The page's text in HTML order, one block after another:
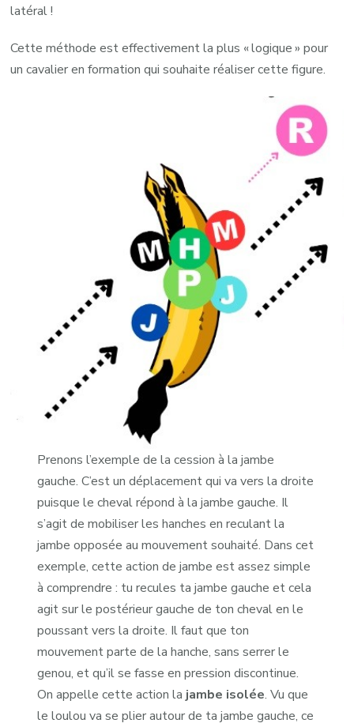
latéral !
Cette méthode est effectivement la plus « logique » pour
un cavalier en formation qui souhaite réaliser cette figure.
Prenons l’exemple de la cession à la jambe
gauche. C’est un déplacement qui va vers la droite
puisque le cheval répond à la jambe gauche. Il
s’agit de mobiliser les hanches en reculant la
jambe opposée au mouvement souhaité. Dans cet
exemple, cette action de jambe est assez simple
à comprendre : tu recules ta jambe gauche et cela
agit sur le postérieur gauche de ton cheval en le
poussant vers la droite. Il faut que ton
mouvement parte de la hanche, sans serrer le
genou, et qu’il se fasse en pression discontinue.
On appelle cette action la jambe isolée. Vu que
le loulou va se plier autour de ta jambe gauche, ce